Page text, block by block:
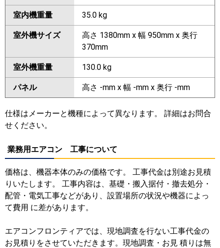
室内機重量 35.0 kg
室外機サイズ
高さ 1380mm x 幅 950mm x 奥行
370mm
室外機重量 130.0 kg
パネル 高さ -mm x 幅 -mm x 奥行 -mm
仕様はメーカーと機種によって異なります。 詳細はお問合
せください。
業務用エアコン 工事について
価格は、機器本体のみの価格です。 工事代金は別途お見積
りいたします。 工事内容は、基礎・搬入据付・撤去処分・
配管・電気工事などがあり、設置場所の状況や機器によっ
て費用 に差があります。
エアコンフロンティアでは、現地調査を行ない工事代金の
お見積りをさせていただきます。現地調査・お見 積りは無